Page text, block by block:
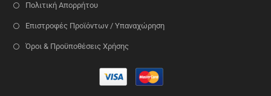
Πολιτική Απορρήτου
Επιστροφές Προϊόντων / Υπαναχώρηση
Όροι & Προϋποθέσεις Χρήσης